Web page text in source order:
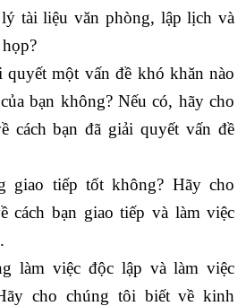
tài liệu văn phòng, lập lịch và
quyết một vấn đề khó khăn nào
bạn không? Nếu có, hãy cho
cách bạn đã giải quyết vấn đề
giao tiếp tốt không? Hãy cho
cách bạn giao tiếp và làm việc
làm việc độc lập và làm việc
cho chúng tôi biết về kinh